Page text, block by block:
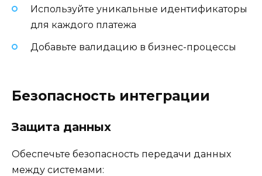
Используйте уникальные идентификаторы
для каждого платежа
Добавьте валидацию в бизнес-процессы
Безопасность интеграции
Защита данных
Обеспечьте безопасность передачи данных
между системами: